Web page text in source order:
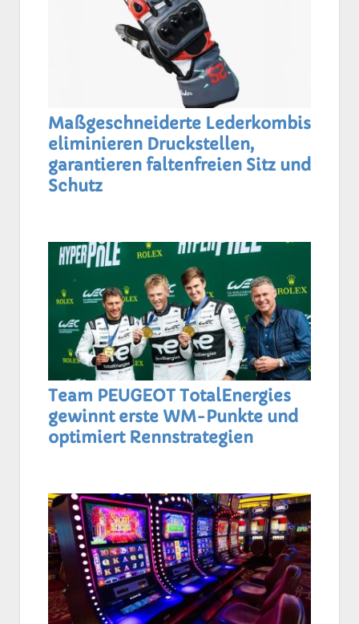
Maßgeschneiderte Lederkombis
eliminieren Druckstellen,
garantieren faltenfreien Sitz und
Schutz
Team PEUGEOT TotalEnergies
gewinnt erste WM-Punkte und
optimiert Rennstrategien